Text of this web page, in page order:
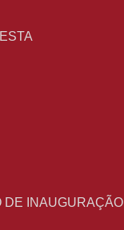
DE INAUGURAÇÃO